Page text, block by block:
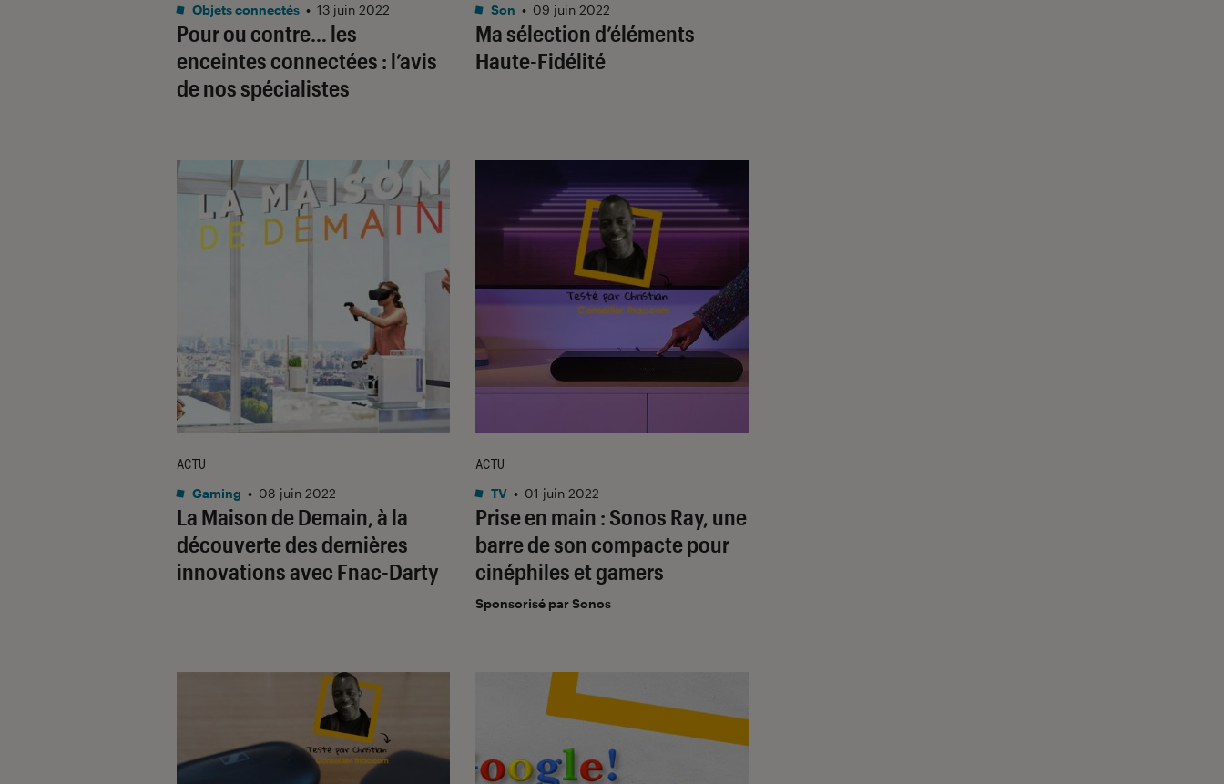
Pour ou contre… les
enceintes connectées : l’avis
de nos spécialistes
Objets connectés • 13 juin 2022
Ma sélection d’éléments
Haute-Fidélité
Son • 09 juin 2022
La Maison de Demain, à la
découverte des dernières
innovations avec Fnac-Darty
ACTU
Gaming • 08 juin 2022
Prise en main : Sonos Ray, une
barre de son compacte pour
cinéphiles et gamers
ACTU
TV • 01 juin 2022
Sponsorisé par Sonos